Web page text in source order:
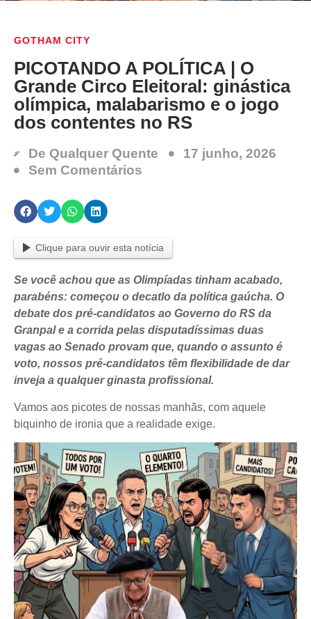
GOTHAM CITY
PICOTANDO A POLÍTICA | O
Grande Circo Eleitoral: ginástica
olímpica, malabarismo e o jogo
dos contentes no RS
De Qualquer Quente
17 junho, 2026
Sem Comentários
Clique para ouvir esta notícia
Se você achou que as Olimpíadas tinham acabado,
parabéns: começou o decatlo da política gaúcha. O
debate dos pré-candidatos ao Governo do RS da
Granpal e a corrida pelas disputadíssimas duas
vagas ao Senado provam que, quando o assunto é
voto, nossos pré-candidatos têm flexibilidade de dar
inveja a qualquer ginasta profissional.
Vamos aos picotes de nossas manhãs, com aquele
biquinho de ironia que a realidade exige.